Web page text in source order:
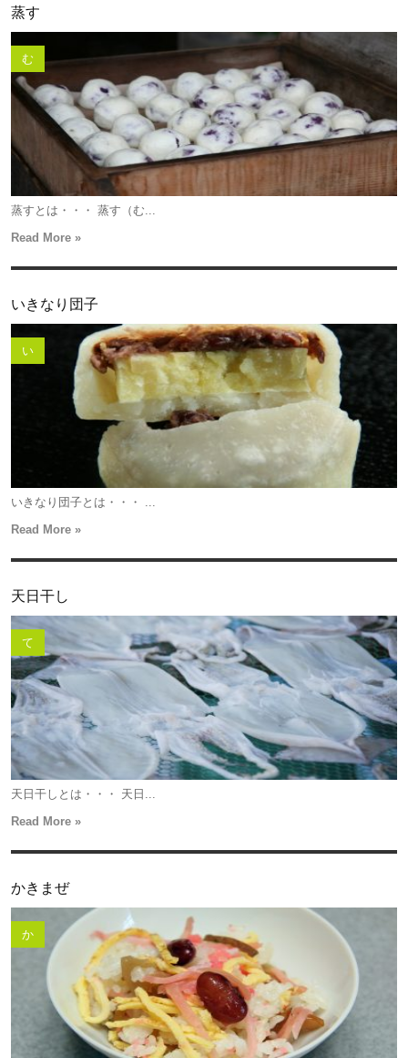
蒸す
む
蒸すとは・・・ 蒸す（む...
Read More »
いきなり団子
い
いきなり団子とは・・・ ...
Read More »
天日干し
て
天日干しとは・・・ 天日...
Read More »
かきまぜ
か